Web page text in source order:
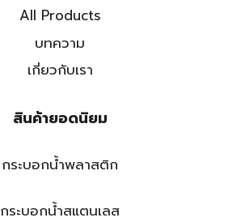
All Products
บทความ
เกี่ยวกับเรา
สินค้ายอดนิยม
กระบอกน้ำพลาสติก
กระบอกน้ำสแตนเลส